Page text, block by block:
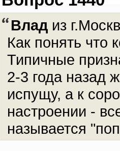
Владиз
Как понять что
Типичные
2-3 года назад
испущу, а к
настроении -
называется